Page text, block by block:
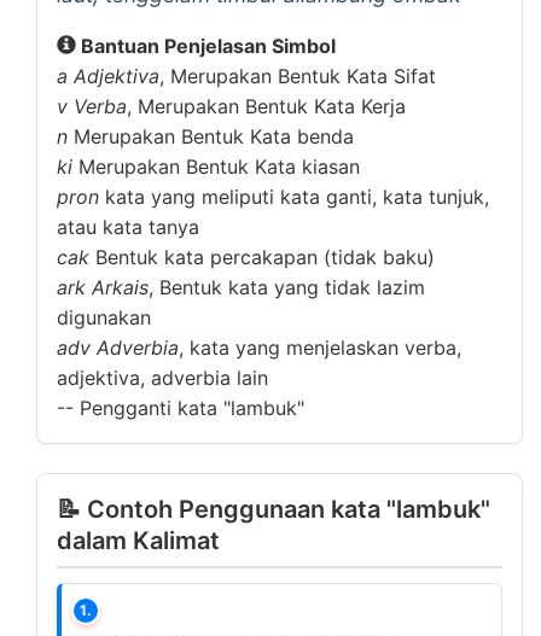
Bantuan Penjelasan Simbol
a Adjektiva, Merupakan Bentuk Kata Sifat
v Verba, Merupakan Bentuk Kata Kerja
n Merupakan Bentuk Kata benda
ki Merupakan Bentuk Kata kiasan
pron kata yang meliputi kata ganti, kata tunjuk,
atau kata tanya
cak Bentuk kata percakapan (tidak baku)
ark Arkais, Bentuk kata yang tidak lazim
digunakan
adv Adverbia, kata yang menjelaskan verba,
adjektiva, adverbia lain
-- Pengganti kata "lambuk"
📝 Contoh Penggunaan kata "lambuk"
dalam Kalimat
1.